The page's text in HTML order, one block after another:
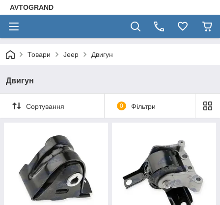
AVTOGRAND
Товари Jeep Двигун
Двигун
Сортування 0 Фільтри